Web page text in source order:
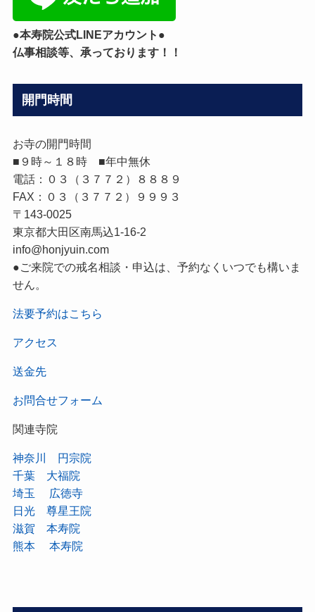
●本寿院公式LINEアカウント●
仏事相談等、承っております！！
開門時間
お寺の開門時間
■９時～１８時 ■年中無休
電話：０３（３７７２）８８８９
FAX：０３（３７７２）９９９３
〒143-0025
東京都大田区南馬込1-16-2
info@honjyuin.com
●ご来院での戒名相談・申込は、予約なくいつでも構いま
せん。
法要予約はこちら
アクセス
送金先
お問合せフォーム
関連寺院
神奈川 円宗院
千葉 大福院
埼玉 広徳寺
日光 尊星王院
滋賀 本寿院
熊本 本寿院